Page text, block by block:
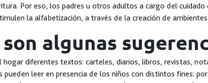
Por eso, los padres u otros adultos a cargo del cuidado
la alfabetización, a través de la creación de
son algunas
hogar diferentes textos: carteles, diarios, libros, revistas,
pueden leer en presencia de los niños con distintos fines: